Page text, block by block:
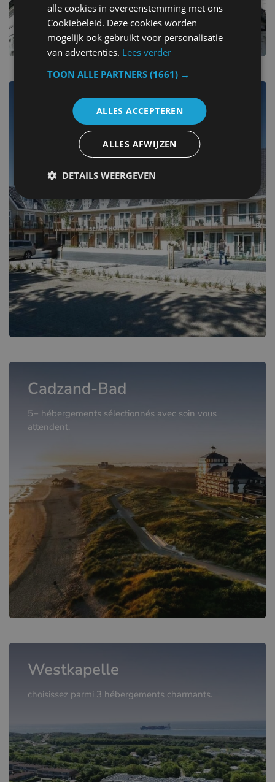
Zoutelande
5+ séjours formidables, tous en un seul endroit.
Cadzand-Bad
5+ hébergements sélectionnés avec soin vous
attendent.
Westkapelle
choisissez parmi 3 hébergements charmants.
alle cookies in overeenstemming met ons
Cookiebeleid. Deze cookies worden
mogelijk ook gebruikt voor personalisatie
van advertenties. Lees verder
TOON ALLE PARTNERS(1661) →
ALLES ACCEPTEREN
ALLES AFWIJZEN
DETAILS WEERGEVEN